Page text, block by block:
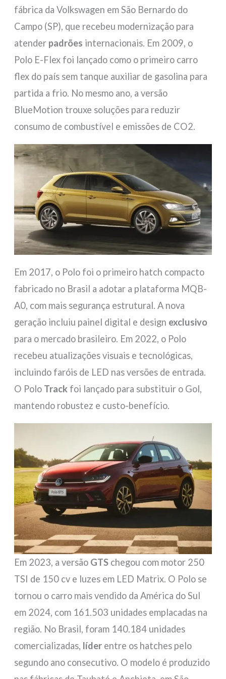
fábrica da Volkswagen em São Bernardo do
Campo (SP), que recebeu modernização para
atender padrões internacionais. Em 2009, o
Polo E-Flex foi lançado como o primeiro carro
flex do país sem tanque auxiliar de gasolina para
partida a frio. No mesmo ano, a versão
BlueMotion trouxe soluções para reduzir
consumo de combustível e emissões de CO2.
Em 2017, o Polo foi o primeiro hatch compacto
fabricado no Brasil a adotar a plataforma MQB-
A0, com mais segurança estrutural. A nova
geração incluiu painel digital e design exclusivo
para o mercado brasileiro. Em 2022, o Polo
recebeu atualizações visuais e tecnológicas,
incluindo faróis de LED nas versões de entrada.
O Polo Track foi lançado para substituir o Gol,
mantendo robustez e custo-benefício.
Em 2023, a versão GTS chegou com motor 250
TSI de 150 cv e luzes em LED Matrix. O Polo se
tornou o carro mais vendido da América do Sul
em 2024, com 161.503 unidades emplacadas na
região. No Brasil, foram 140.184 unidades
comercializadas, líder entre os hatches pelo
segundo ano consecutivo. O modelo é produzido